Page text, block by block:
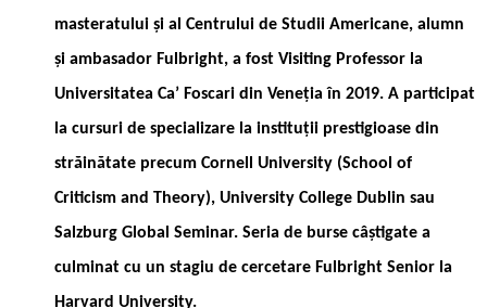
masteratului și al Centrului de Studii Americane, alumn
și ambasador Fulbright, a fost Visiting Professor la
Universitatea Ca’ Foscari din Veneția în 2019. A participat
la cursuri de specializare la instituții prestigioase din
străinătate precum Cornell University (School of
Criticism and Theory), University College Dublin sau
Salzburg Global Seminar. Seria de burse câștigate a
culminat cu un stagiu de cercetare Fulbright Senior la
Harvard University.